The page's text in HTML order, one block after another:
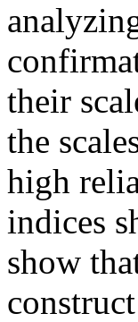
their
the
high
indices
show